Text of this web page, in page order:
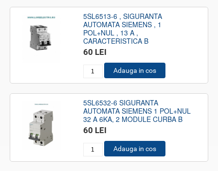
5SL6513-6 , SIGURANTA
AUTOMATA SIEMENS , 1
POL+NUL , 13 A ,
CARACTERISTICA B
60 LEI
Adauga in cos
5SL6532-6 SIGURANTA
AUTOMATA SIEMENS 1 POL+NUL
32 A 6KA, 2 MODULE CURBA B
60 LEI
Adauga in cos